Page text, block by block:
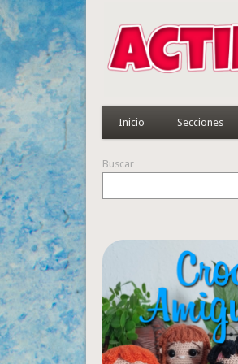
Inicio Secciones
Buscar